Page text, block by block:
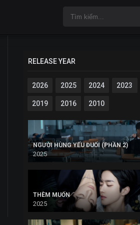
RELEASE YEAR
2026 2025 2024 2023
2019 2016 2010
NGƯỜI HÙNG YẾU ĐUỐI (PHẦN 2)
2025
THÈM MUỐN
2025